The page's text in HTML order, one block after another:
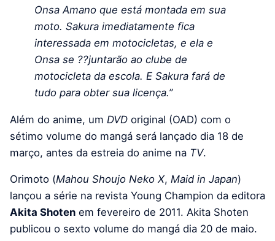
Onsa Amano que está montada em sua
moto. Sakura imediatamente fica
interessada em motocicletas, e ela e
Onsa se ??juntarão ao clube de
motocicleta da escola. E Sakura fará de
tudo para obter sua licença.”
Além do anime, um DVD original (OAD) com o
sétimo volume do mangá será lançado dia 18 de
março, antes da estreia do anime na TV.
Orimoto (Mahou Shoujo Neko X, Maid in Japan)
lançou a série na revista Young Champion da editora
Akita Shoten em fevereiro de 2011. Akita Shoten
publicou o sexto volume do mangá dia 20 de maio.